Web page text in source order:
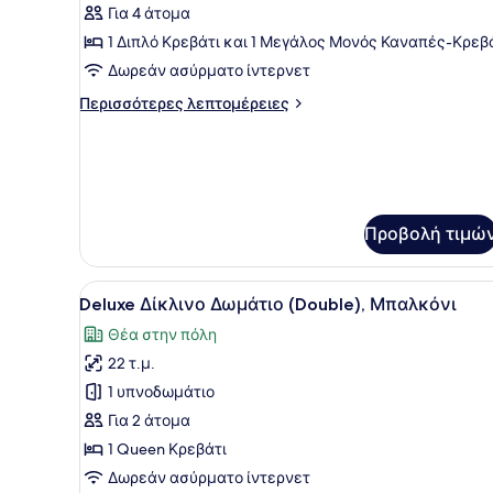
Διαμέρισμα
Για 4 άτομα
1 Διπλό Κρεβάτι και 1 Μεγάλος Μονός Καναπές-
Δωρεάν ασύρματο ίντερνετ
Περισσότερες λεπτομέρειες
Περισσότερες
Προβολή
Προβολή
όλων
των
φωτογραφιών
για
Deluxe
Δίκλινο
Δωμάτιο
Ένα δωμάτιο ξενοδοχείου
5
Deluxe Δίκλινο Δωμάτιο (Double), Μπαλκόνι
Θέα στην πόλη
22 τ.μ.
1 υπνοδωμάτιο
Για 2 άτομα
1 Queen Κρεβάτι
Δωρεάν ασύρματο ίντερνετ